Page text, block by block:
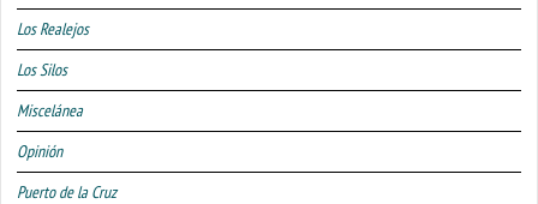
Los Realejos
Los Silos
Miscelánea
Opinión
Puerto de la Cruz